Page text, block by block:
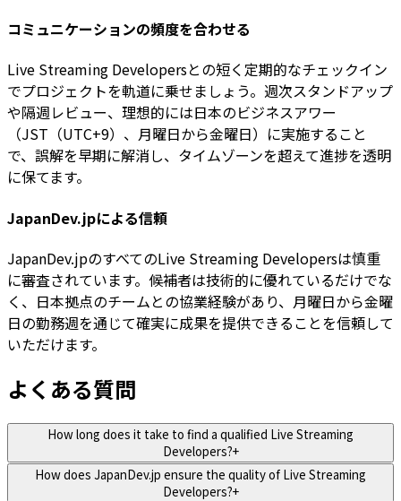
コミュニケーションの頻度を合わせる
Live Streaming Developersとの短く定期的なチェックイン
でプロジェクトを軌道に乗せましょう。週次スタンドアップ
や隔週レビュー、理想的には日本のビジネスアワー
（JST（UTC+9）、月曜日から金曜日）に実施すること
で、誤解を早期に解消し、タイムゾーンを超えて進捗を透明
に保てます。
JapanDev.jpによる信頼
JapanDev.jpのすべてのLive Streaming Developersは慎重
に審査されています。候補者は技術的に優れているだけでな
く、日本拠点のチームとの協業経験があり、月曜日から金曜
日の勤務週を通じて確実に成果を提供できることを信頼して
いただけます。
よくある質問
How long does it take to find a qualified Live Streaming
Developers?+
How does JapanDev.jp ensure the quality of Live Streaming
Developers?+